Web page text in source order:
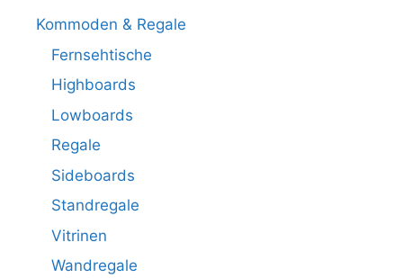
Kommoden & Regale
Fernsehtische
Highboards
Lowboards
Regale
Sideboards
Standregale
Vitrinen
Wandregale